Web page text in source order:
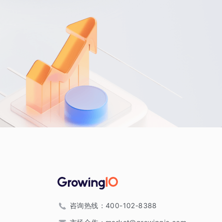
咨询热线： 400-102-8388